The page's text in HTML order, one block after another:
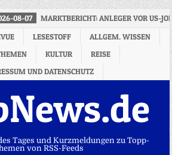
08-07
MARKTBERICHT: ANLEGER VOR US-
LESESTOFF
ALLGEM. WISSEN
KULTUR
REISE
UND DATENSCHUTZ
Tages und Kurzmeldungen zu Topp-
von RSS-Feeds